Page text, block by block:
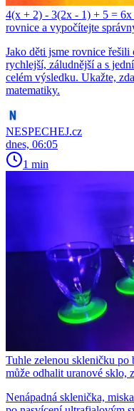
4(x + 2) - 3(2x - 1) + 5 = 6x
rovnice a vypočítejte
Jako děti jsme rovnice řešili
rychlejší, záludnější a s
celém výsledku. Ukažte,
matematiky.
NESPECHEJ.cz
dnes, 06:05
1 min
Tuhle zelenou skleničku po
může odhalit uranové sklo,
Nenápadná sklenička,